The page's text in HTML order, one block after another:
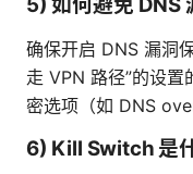
5) 如何避免 DNS
确保开启 DNS 漏洞
走 VPN 路径”的设
密选项（如 DNS
6) Kill Switch 是